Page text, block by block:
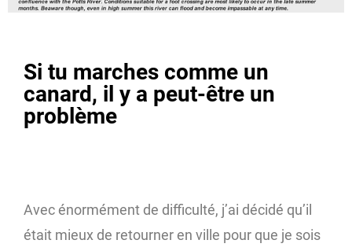
Si tu marches comme un
canard, il y a peut-être un
problème
Avec énormément de difficulté, j’ai décidé qu’il
était mieux de retourner en ville pour que je sois